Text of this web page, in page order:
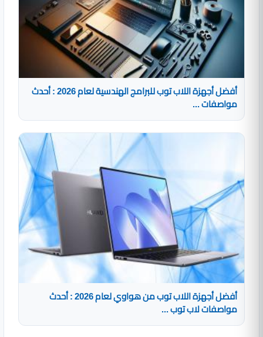
أفضل أجهزة اللاب توب للبرامج الهندسية لعام 2026 : أحدث
مواصفات ...
أفضل أجهزة اللاب توب من هواوي لعام 2026 : أحدث
مواصفات لاب توب ...